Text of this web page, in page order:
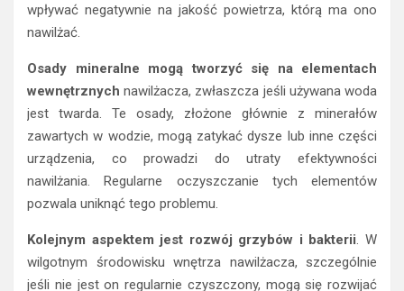
wpływać negatywnie na jakość powietrza, którą ma ono
nawilżać.
Osady mineralne mogą tworzyć się na elementach
wewnętrznych nawilżacza, zwłaszcza jeśli używana woda
jest twarda. Te osady, złożone głównie z minerałów
zawartych w wodzie, mogą zatykać dysze lub inne części
urządzenia, co prowadzi do utraty efektywności
nawilżania. Regularne oczyszczanie tych elementów
pozwala uniknąć tego problemu.
Kolejnym aspektem jest rozwój grzybów i bakterii . W
wilgotnym środowisku wnętrza nawilżacza, szczególnie
jeśli nie jest on regularnie czyszczony, mogą się rozwijać